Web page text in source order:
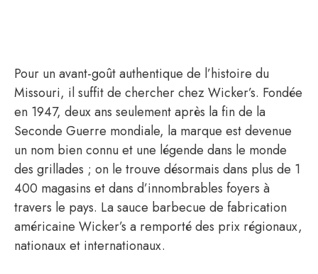
Pour un avant-goût authentique de l’histoire du
Missouri, il suffit de chercher chez Wicker’s. Fondée
en 1947, deux ans seulement après la fin de la
Seconde Guerre mondiale, la marque est devenue
un nom bien connu et une légende dans le monde
des grillades ; on le trouve désormais dans plus de 1
400 magasins et dans d’innombrables foyers à
travers le pays. La sauce barbecue de fabrication
américaine Wicker’s a remporté des prix régionaux,
nationaux et internationaux.